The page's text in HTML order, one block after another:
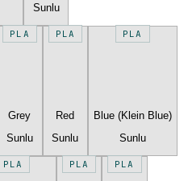
Sunlu
PLA
Grey
Sunlu
PLA
Red
Sunlu
PLA
Blue (Klein Blue)
Sunlu
PLA PLA PLA